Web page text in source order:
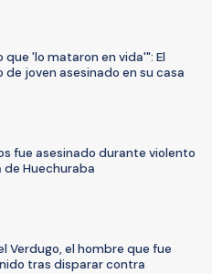
que 'lo mataron en vida'": El
de joven asesinado en su casa
fue asesinado durante violento
de Huechuraba
Verdugo, el hombre que fue
tras disparar contra